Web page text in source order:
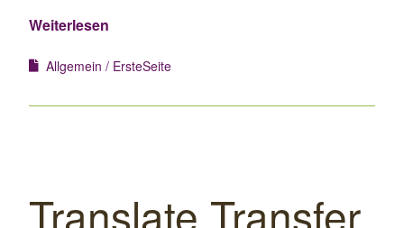
Weiterlesen
Allgemein ErsteSeite
Translate.Transfer.